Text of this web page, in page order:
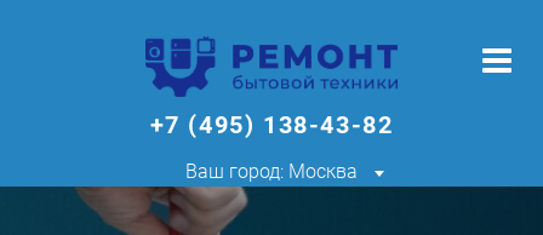
+7 (495) 138-43-82
Ваш город: Москва